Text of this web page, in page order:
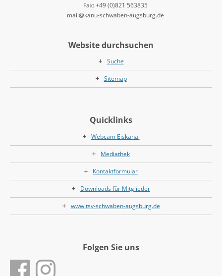
Fax: +49 (0)821 563835
mail@kanu-schwaben-augsburg.de
Website durchsuchen
Suche
Sitemap
Quicklinks
Webcam Eiskanal
Mediathek
Kontaktformular
Downloads für Mitglieder
www.tsv-schwaben-augsburg.de
Folgen Sie uns